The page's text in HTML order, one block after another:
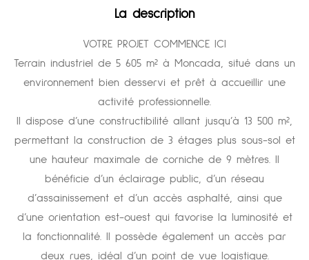
La description
VOTRE PROJET COMMENCE ICI
Terrain industriel de 5 605 m² à Moncada, situé dans un
environnement bien desservi et prêt à accueillir une
activité professionnelle.
Il dispose d’une constructibilité allant jusqu’à 13 500 m²,
permettant la construction de 3 étages plus sous-sol et
une hauteur maximale de corniche de 9 mètres. Il
bénéficie d’un éclairage public, d’un réseau
d’assainissement et d’un accès asphalté, ainsi que
d’une orientation est-ouest qui favorise la luminosité et
la fonctionnalité. Il possède également un accès par
deux rues, idéal d’un point de vue logistique.